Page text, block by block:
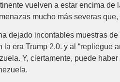
vuelven a estar encima
mucho más severas
dejado incontables muestras
era Trump 2.0. y al “repliegue
Y, ciertamente, puede